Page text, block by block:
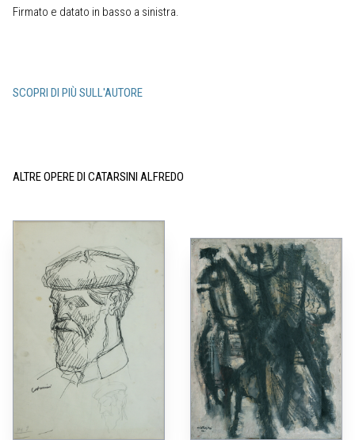
Firmato e datato in basso a sinistra.
SCOPRI DI PIÙ SULL'AUTORE
ALTRE OPERE DI CATARSINI ALFREDO